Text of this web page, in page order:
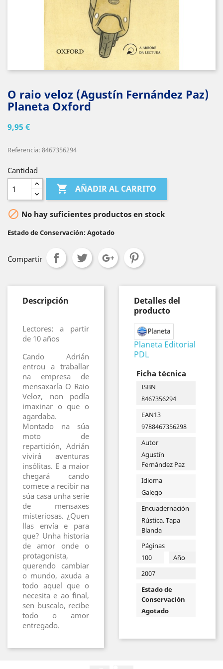
O raio veloz (Agustín Fernández Paz)
Planeta Oxford
9,95 €
Referencia: 8467356294
Cantidad
 AÑADIR AL CARRITO
 No hay suficientes productos en stock
Estado de Conservación: Agotado
Compartir
Descripción
Lectores: a partir
de 10 años
Cando Adrián
entrou a traballar
na empresa de
mensaxaría O Raio
Veloz, non podía
imaxinar o que o
agardaba.
Montado na súa
moto de
repartición, Adrián
vivirá aventuras
insólitas. E a maior
chegará cando
comece a recibir na
súa casa unha serie
de mensaxes
misteriosas. ¿Quen
llas envía e para
que? Unha historia
de amor onde o
protagonista,
querendo cambiar
o mundo, axuda a
todo aquel que o
necesita e ao final,
sen buscalo, recibe
todo o amor
entregado.
Detalles del
producto
Planeta Editorial
PDL
Ficha técnica
ISBN
8467356294
EAN13
9788467356298
Autor
Agustín
Fernández Paz
Idioma
Galego
Encuadernación
Rústica. Tapa
Blanda
Páginas
100
Año
2007
Estado de
Conservación
Agotado